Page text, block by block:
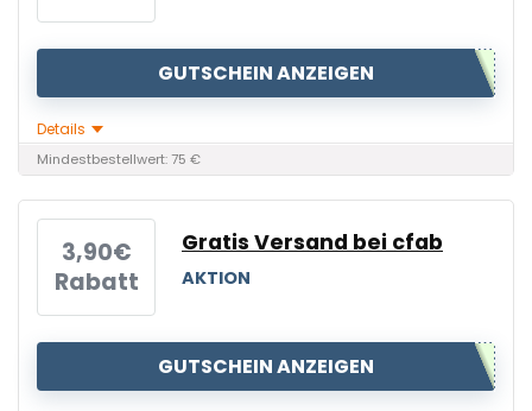
GUTSCHEIN ANZEIGEN
Details
Mindestbestellwert: 75 €
3,90€
Rabatt
Gratis Versand bei cfab
AKTION
GUTSCHEIN ANZEIGEN